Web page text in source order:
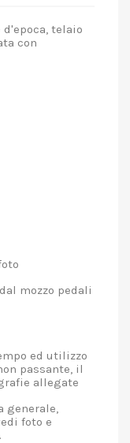
telaio
con
mozzo pedali
ed utilizzo
passante, il
allegate
generale,
foto e